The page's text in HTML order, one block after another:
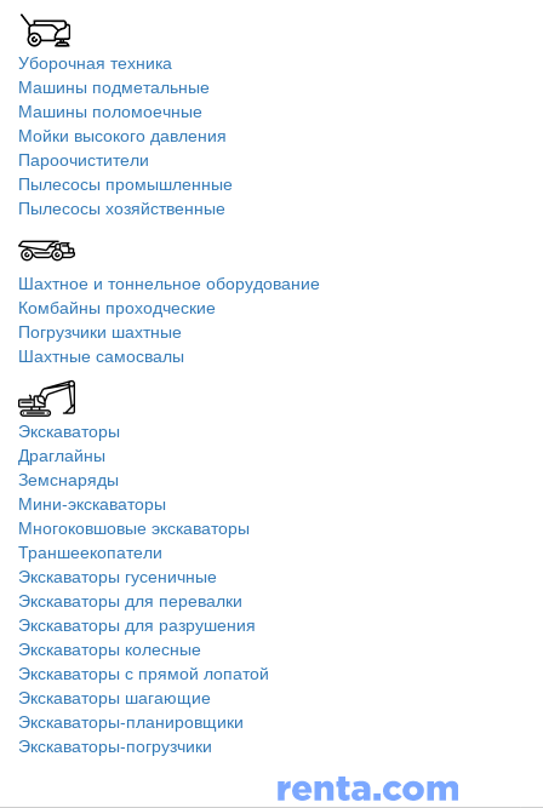
Уборочная техника
Машины подметальные
Машины поломоечные
Мойки высокого давления
Пароочистители
Пылесосы промышленные
Пылесосы хозяйственные
Шахтное и тоннельное оборудование
Комбайны проходческие
Погрузчики шахтные
Шахтные самосвалы
Экскаваторы
Драглайны
Земснаряды
Мини-экскаваторы
Многоковшовые экскаваторы
Траншеекопатели
Экскаваторы гусеничные
Экскаваторы для перевалки
Экскаваторы для разрушения
Экскаваторы колесные
Экскаваторы с прямой лопатой
Экскаваторы шагающие
Экскаваторы-планировщики
Экскаваторы-погрузчики